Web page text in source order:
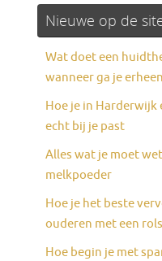
Nieuwe op de
Wat doet een
wanneer ga je
Hoe je in Harderwijk
echt bij je past
Alles wat je moet
melkpoeder
Hoe je het beste
ouderen met een
Hoe begin je met